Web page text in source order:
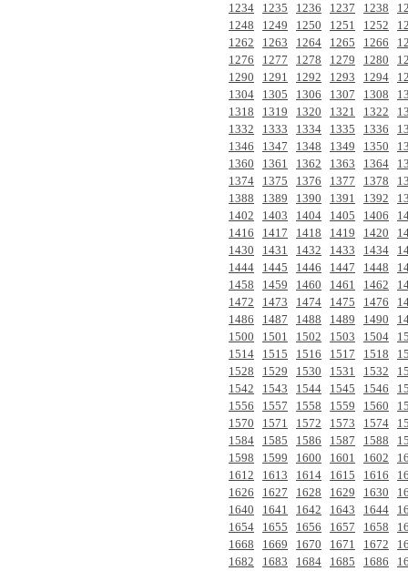
1234
1235 1236 1237 1238
1248
1249 1250 1251 1252
1262
1263 1264 1265 1266
1276
1277 1278 1279 1280
1290
1291 1292 1293 1294
1304
1305 1306 1307 1308
1318
1319 1320 1321 1322
1332
1333 1334 1335 1336
1346
1347 1348 1349 1350
1360
1361 1362 1363 1364
1374
1375 1376 1377 1378
1388
1389 1390 1391 1392
1402
1403 1404 1405 1406
1416
1417 1418 1419 1420
1430
1431 1432 1433 1434
1444
1445 1446 1447 1448
1458
1459 1460 1461 1462
1472
1473 1474 1475 1476
1486
1487 1488 1489 1490
1500
1501 1502 1503 1504
1514
1515 1516 1517 1518
1528
1529 1530 1531 1532
1542
1543 1544 1545 1546
1556
1557 1558 1559 1560
1570
1571 1572 1573 1574
1584
1585 1586 1587 1588
1598
1599 1600 1601 1602
1612
1613 1614 1615 1616
1626
1627 1628 1629 1630
1640
1641 1642 1643 1644
1654
1655 1656 1657 1658
1668
1669 1670 1671 1672
1682
1683 1684 1685 1686